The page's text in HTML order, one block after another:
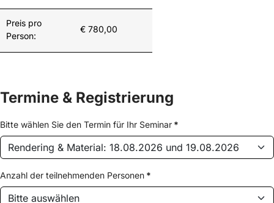
Preis pro
Person:
€ 780,00
Termine & Registrierung
Bitte wählen Sie den Termin für Ihr Seminar *
Anzahl der teilnehmenden Personen *